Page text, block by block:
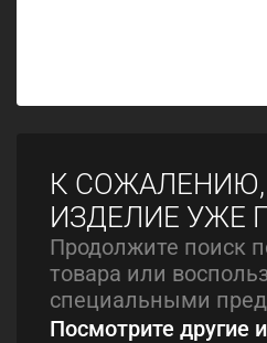
К
ИЗДЕЛИЕ УЖЕ
Продолжите поиск
товара или
специальными
Посмотрите другие